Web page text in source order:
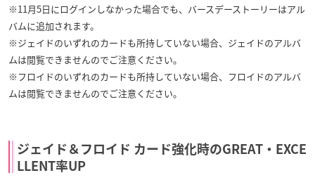
※11月5日にログインしなかった場合でも、バースデーストーリーはアル
バムに追加されます。
※ジェイドのいずれのカードも所持していない場合、ジェイドのアルバ
ムは閲覧できませんのでご注意ください。
※フロイドのいずれのカードも所持していない場合、フロイドのアルバ
ムは閲覧できませんのでご注意ください。
ジェイド＆フロイド カード強化時のGREAT・EXCE
LLENT率UP